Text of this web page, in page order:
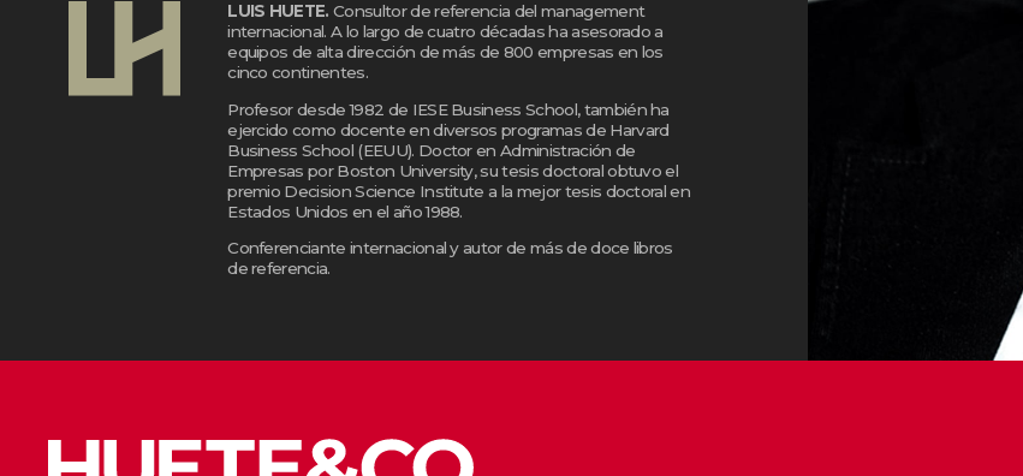
LUIS HUETE.Consultor de referencia del management
internacional. A lo largo de cuatro décadas ha asesorado a
equipos de alta dirección de más de 800 empresas en los
cinco continentes.
Profesor desde 1982 de IESE Business School, también ha
ejercido como docente en diversos programas de Harvard
Business School (EEUU). Doctor en Administración de
Empresas por Boston University, su tesis doctoral obtuvo el
premio Decision Science Institute a la mejor tesis doctoral en
Estados Unidos en el año 1988.
Conferenciante internacional y autor de más de doce libros
de referencia.